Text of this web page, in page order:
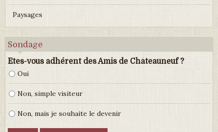
Paysages
Sondage
Etes-vous adhérent des Amis de Châteauneuf ?
Oui
Non, simple visiteur
Non, mais je souhaite le devenir